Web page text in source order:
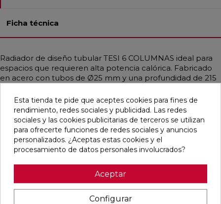
Ficha técnica
Radiador de diseño tubular TESI 6 COLUMNAS ideal para
espacios que requieren alta potencia calórica. Fabricado
en acero con tubos de Ø25 mm y una profundidad de 215
instalaciones de baja temperatura como calderas de
condensación o bombas de calor. Disponible en
diferentes medidas y en acabados personalizados,
incluidos colores RAL y tratamientos especiales. Se
suministra con soportes universales y purgador del mismo
color. Perfecto para viviendas o espacios públicos que
de trabajo: 8 bar. Temperatura máxima: 95 °C.
Esta tienda te pide que aceptes cookies para fines de
rendimiento, redes sociales y publicidad. Las redes
sociales y las cookies publicitarias de terceros se utilizan
para ofrecerte funciones de redes sociales y anuncios
personalizados. ¿Aceptas estas cookies y el
procesamiento de datos personales involucrados?
Aceptar
Configurar